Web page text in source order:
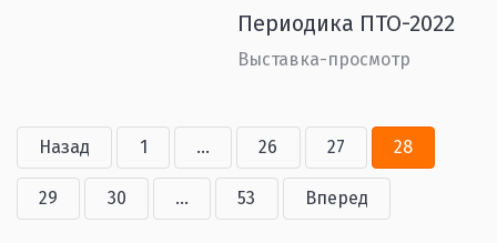
Периодика ПТО-2022
Выставка-просмотр
Назад 1 ... 26 27 28
29 30 ... 53 Вперед